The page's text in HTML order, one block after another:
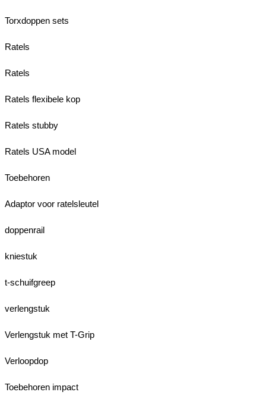
Torxdoppen sets
Ratels
Ratels
Ratels flexibele kop
Ratels stubby
Ratels USA model
Toebehoren
Adaptor voor ratelsleutel
doppenrail
kniestuk
t-schuifgreep
verlengstuk
Verlengstuk met T-Grip
Verloopdop
Toebehoren impact